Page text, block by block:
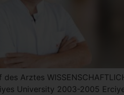
Arztes
University 2003-2005